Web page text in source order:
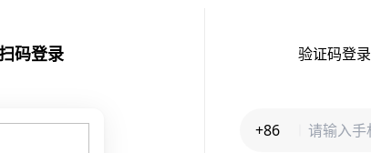
码登录 验证码登录
+86